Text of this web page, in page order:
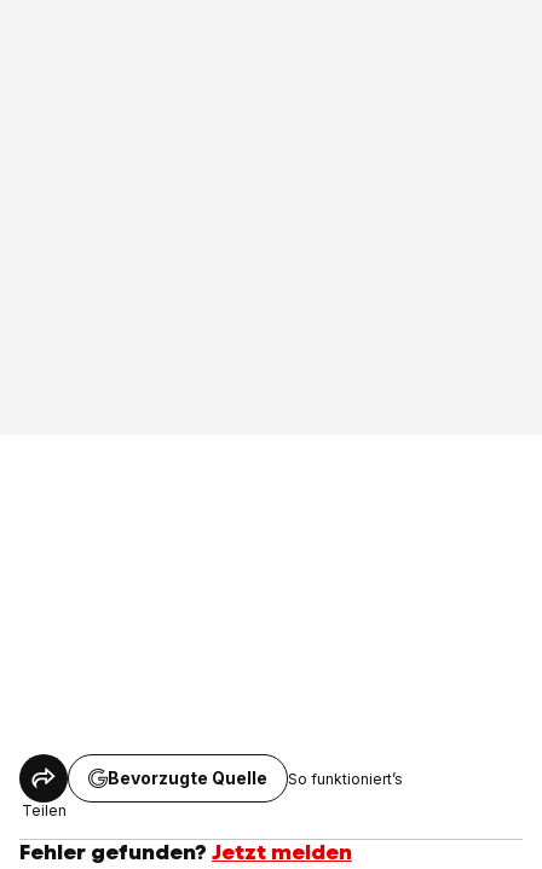
Teilen
Bevorzugte Quelle So funktioniert’s
Fehler gefunden? Jetzt melden